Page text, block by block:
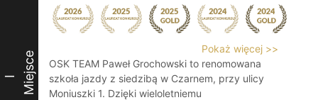
I Miejsce
Pokaż więcej >>
OSK TEAM Paweł Grochowski to renomowana
szkoła jazdy z siedzibą w Czarnem, przy ulicy
Moniuszki 1. Dzięki wieloletniemu